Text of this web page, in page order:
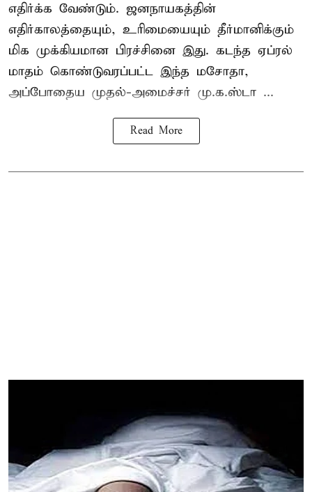
எதிர்க்க வேண்டும். ஜனநாயகத்தின்
எதிர்காலத்தையும், உரிமையையும் தீர்மானிக்கும்
மிக முக்கியமான பிரச்சினை இது. கடந்த ஏப்ரல்
மாதம் கொண்டுவரப்பட்ட இந்த மசோதா,
அப்போதைய முதல்-அமைச்சர் மு.க.ஸ்டா ...
Read More